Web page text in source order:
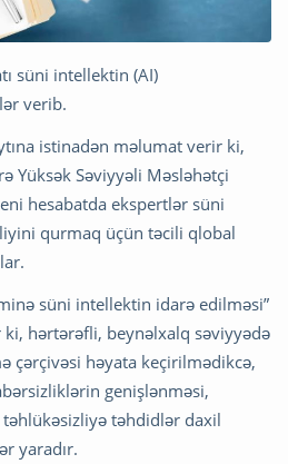
süni intellektin (AI)
verib.
istinadən məlumat verir ki,
Yüksək Səviyyəli Məsləhətçi
hesabatda ekspertlər süni
qurmaq üçün təcili qlobal
süni intellektin idarə edilməsi”
ki, hərtərəfli, beynəlxalq səviyyədə
çərçivəsi həyata keçirilmədikcə,
genişlənməsi,
təhdidlər daxil
yaradır.